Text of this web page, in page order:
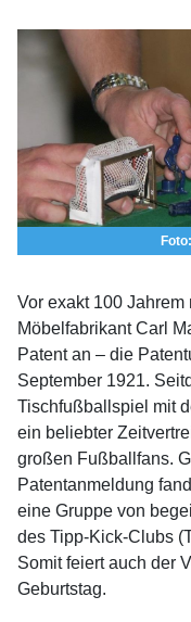
Vor exakt 100
Möbelfabrikant Carl
Patent an – die
September 1921.
Tischfußballspiel mit
ein beliebter
großen Fußballfans.
Patentanmeldung
eine Gruppe von
des Tipp-Kick-Clubs
Somit feiert auch der
Geburtstag.